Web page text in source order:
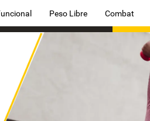
Peso Libre Combat